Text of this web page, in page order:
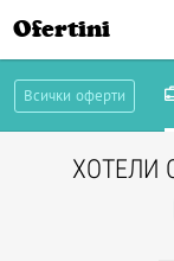
Ofertini
Всички оферти
ХОТЕЛИ